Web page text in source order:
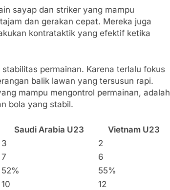
sayap dan striker yang mampu
dan gerakan cepat. Mereka juga
kontrataktik yang efektif ketika
permainan. Karena terlalu fokus
balik lawan yang tersusun rapi.
mampu mengontrol permainan, adalah
bola yang stabil.
Saudi Arabia U23
Vietnam U23
3
2
7
6
52%
55%
10 12